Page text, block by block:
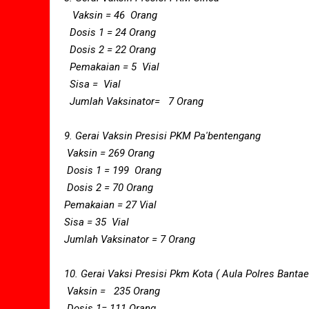
Vaksin = 46 Orang
Dosis 1 = 24 Orang
Dosis 2 = 22 Orang
Pemakaian = 5 Vial
Sisa = Vial
Jumlah Vaksinator= 7 Orang
9. Gerai Vaksin Presisi PKM Pa'bentengang
Vaksin = 269 Orang
Dosis 1 = 199 Orang
Dosis 2 = 70 Orang
Pemakaian = 27 Vial
Sisa = 35 Vial
Jumlah Vaksinator = 7 Orang
10. Gerai Vaksi Presisi Pkm Kota ( Aula Polres
Vaksin = 235 Orang